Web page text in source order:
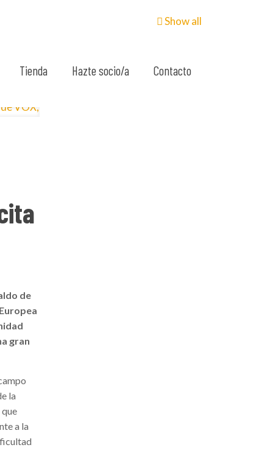
Tienda Hazte socio/a Contacto
Show all
de
gran
la
a la